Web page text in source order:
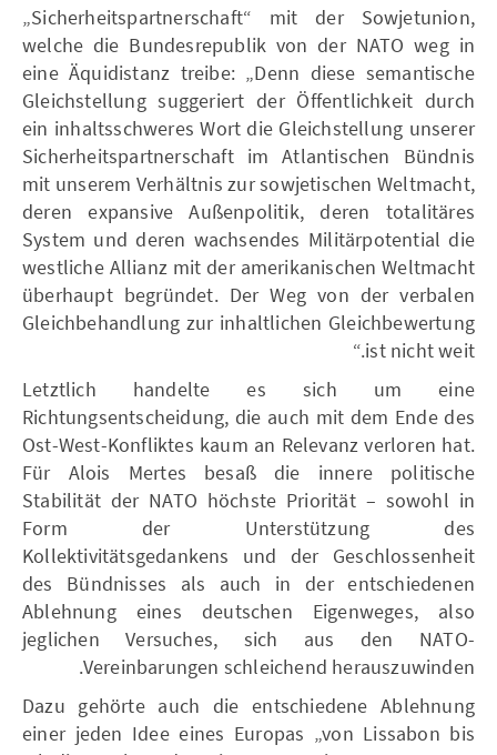
„Sicherheitspartnerschaft“ mit der Sowjetunion,
welche die Bundesrepublik von der NATO weg in
eine Äquidistanz treibe: „Denn diese semantische
Gleichstellung suggeriert der Öffentlichkeit durch
ein inhaltsschweres Wort die Gleichstellung unserer
Sicherheitspartnerschaft im Atlantischen Bündnis
mit unserem Verhältnis zur sowjetischen Weltmacht,
deren expansive Außenpolitik, deren totalitäres
System und deren wachsendes Militärpotential die
westliche Allianz mit der amerikanischen Weltmacht
überhaupt begründet. Der Weg von der verbalen
Gleichbehandlung zur inhaltlichen Gleichbewertung
ist nicht weit.“
Letztlich handelte es sich um eine
Richtungsentscheidung, die auch mit dem Ende des
Ost-West-Konfliktes kaum an Relevanz verloren hat.
Für Alois Mertes besaß die innere politische
Stabilität der NATO höchste Priorität – sowohl in
Form der Unterstützung des
Kollektivitätsgedankens und der Geschlossenheit
des Bündnisses als auch in der entschiedenen
Ablehnung eines deutschen Eigenweges, also
jeglichen Versuches, sich aus den NATO-
Vereinbarungen schleichend herauszuwinden.
Dazu gehörte auch die entschiedene Ablehnung
einer jeden Idee eines Europas „von Lissabon bis